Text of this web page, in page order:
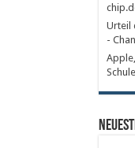
Urteil
-